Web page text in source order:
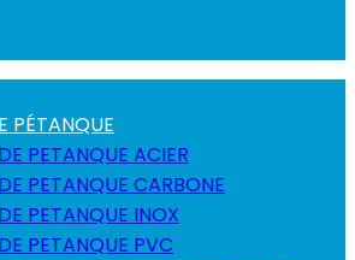
PÉTANQUE
PETANQUE ACIER
PETANQUE CARBONE
PETANQUE INOX
PETANQUE PVC